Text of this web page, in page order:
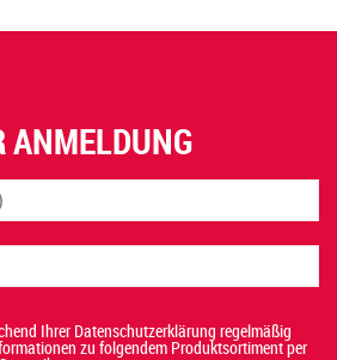
ANMELDUNG
Ihrer Datenschutzerklärung regelmäßig
zu folgendem Produktsortiment per